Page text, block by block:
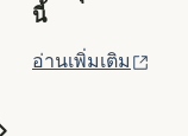
นี้
อ่านเพิ่มเติม